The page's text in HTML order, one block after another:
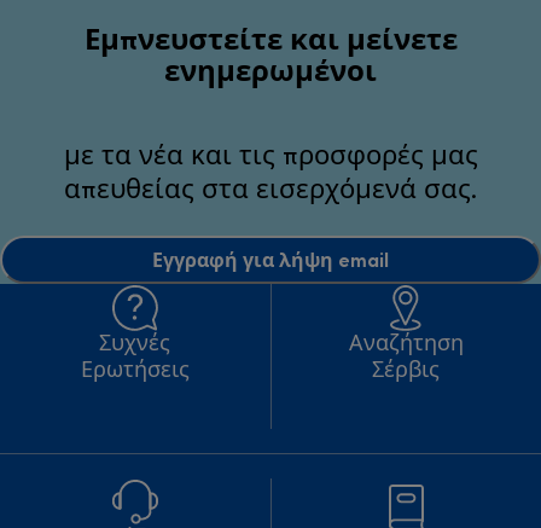
Εμπνευστείτε και μείνετε
ενημερωμένοι
με τα νέα και τις προσφορές μας
απευθείας στα εισερχόμενά σας.
Εγγραφή για λήψη email
Συχνές
Ερωτήσεις
Αναζήτηση
Σέρβις